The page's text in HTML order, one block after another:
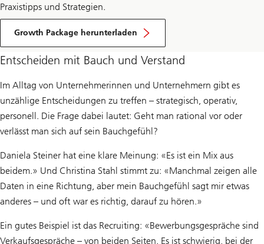
Praxistipps und Strategien.
Growth Package herunterladen
Entscheiden mit Bauch und Verstand
Im Alltag von Unternehmerinnen und Unternehmern gibt es
unzählige Entscheidungen zu treffen – strategisch, operativ,
personell. Die Frage dabei lautet: Geht man rational vor oder
verlässt man sich auf sein Bauchgefühl?
Daniela Steiner hat eine klare Meinung: «Es ist ein Mix aus
beidem.» Und Christina Stahl stimmt zu: «Manchmal zeigen alle
Daten in eine Richtung, aber mein Bauchgefühl sagt mir etwas
anderes – und oft war es richtig, darauf zu hören.»
Ein gutes Beispiel ist das Recruiting: «Bewerbungsgespräche sind
Verkaufsgespräche – von beiden Seiten. Es ist schwierig, bei der